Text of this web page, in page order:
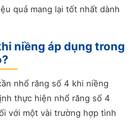
quả mang lại tốt nhất dành
niềng áp dụng trong
nhổ răng số 4 khi niềng
thực hiện nhổ răng số 4
với một vài trường hợp tình